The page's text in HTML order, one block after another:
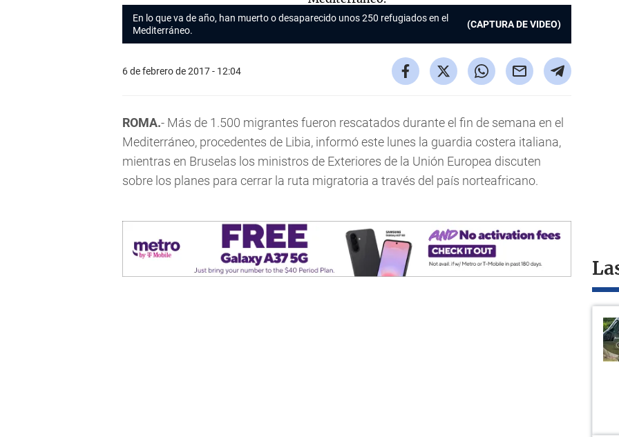
En lo que va de año, han muerto o desaparecido unos 250 refugiados en el
Mediterráneo.
(CAPTURA DE VIDEO)
6 de febrero de 2017 - 12:04
ROMA.- Más de 1.500 migrantes fueron rescatados durante el fin de semana en el
Mediterráneo, procedentes de Libia, informó este lunes la guardia costera italiana,
mientras en Bruselas los ministros de Exteriores de la Unión Europea discuten
sobre los planes para cerrar la ruta migratoria a través del país norteafricano.